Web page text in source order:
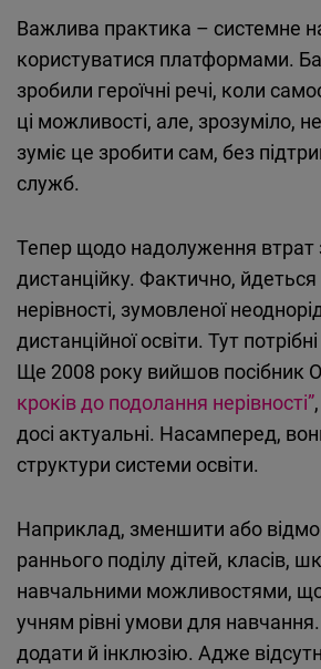
Важлива практика – системне
користуватися платформами.
зробили героїчні речі, коли
ці можливості, але, зрозуміло,
зуміє це зробити сам, без
служб.
Тепер щодо надолуження втрат
дистанційку. Фактично,
нерівності, зумовленої
дистанційної освіти. Тут
Ще 2008 року вийшов посібник
кроків до подолання нерівності”
досі актуальні. Насамперед,
структури системи освіти.
Наприклад, зменшити або
раннього поділу дітей, класів,
навчальними можливостями,
учням рівні умови для
додати й інклюзію. Адже